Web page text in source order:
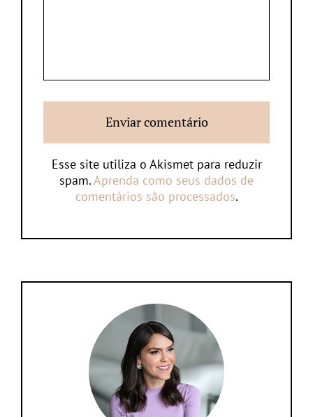
Esse site utiliza o Akismet para reduzir
spam.Aprenda como seus dados de
comentários são processados.